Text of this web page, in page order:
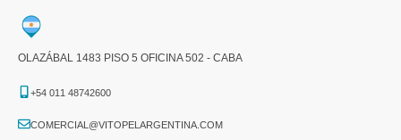
OLAZÁBAL 1483 PISO 5 OFICINA 502 - CABA
+54 011 48742600​
COMERCIAL@VITOPELARGENTINA.COM​